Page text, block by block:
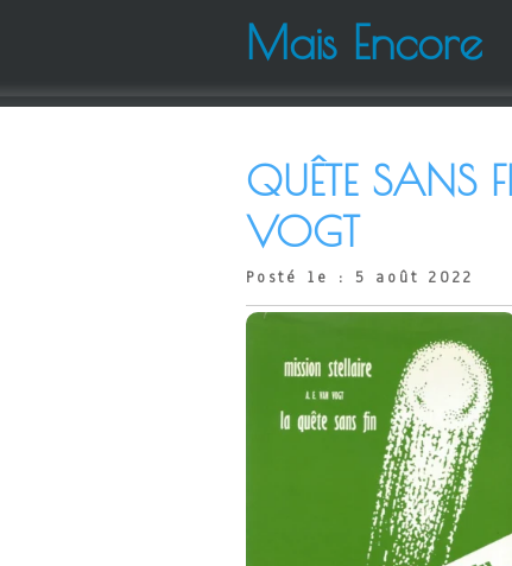
Mais Encore
QUÊTE SANS
VOGT
Posté le : 5 août 2022